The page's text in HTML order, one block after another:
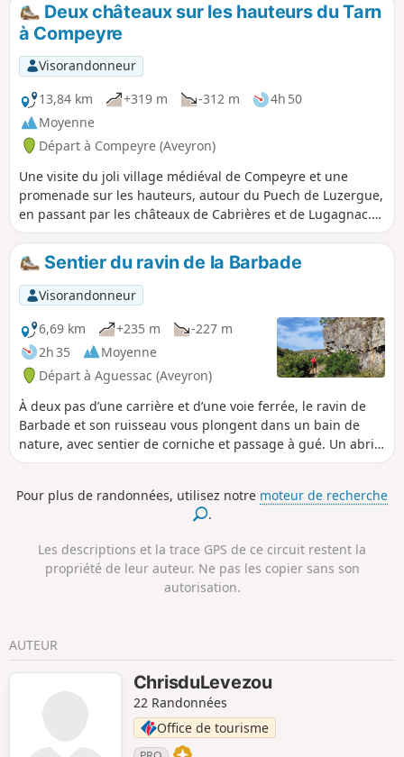
Deux châteaux sur les hauteurs du Tarn
à Compeyre
Visorandonneur
13,84 km
+319 m -312 m
4h 50
Moyenne
Départ à Compeyre (Aveyron)
Une visite du joli village médiéval de Compeyre et une
promenade sur les hauteurs, autour du Puech de Luzergue,
en passant par les châteaux de Cabrières et de Lugagnac.
Parcours essentiellement sur chemins et petites
routes.Attention : privilégier le week-end pour cette
randonnée car les pistes peuvent être empruntées par des
véhicules, et la carrière est très proche.
Sentier du ravin de la Barbade
Visorandonneur
6,69 km
+235 m
-227 m
2h 35
Moyenne
Départ à Aguessac (Aveyron)
À deux pas d’une carrière et d’une voie ferrée, le ravin de
Barbade et son ruisseau vous plongent dans un bain de
nature, avec sentier de corniche et passage à gué. Un abri
troglodyte, un petit aqueduc et des visions somptueuses
Attention cependant : soyez prudents sur la corniche et au
passage avec la corde. Assez sportif par endroit. À éviter
Pour plus de randonnées, utilisez notre moteur de recherche
.
Les descriptions et la trace GPS de ce circuit restent la
propriété de leur auteur. Ne pas les copier sans son
autorisation.
AUTEUR
ChrisduLevezou
22 Randonnées
Office de tourisme